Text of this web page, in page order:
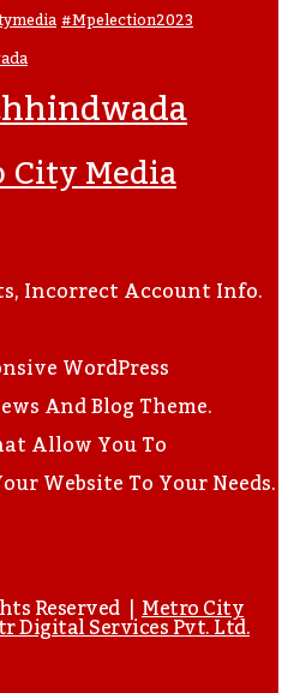
#mpelection2023
Media
Incorrect Account Info.
WordPress
And Blog Theme.
Allow You To
Website To Your Needs.
Reserved |Metro City
Digital Services Pvt. Ltd.